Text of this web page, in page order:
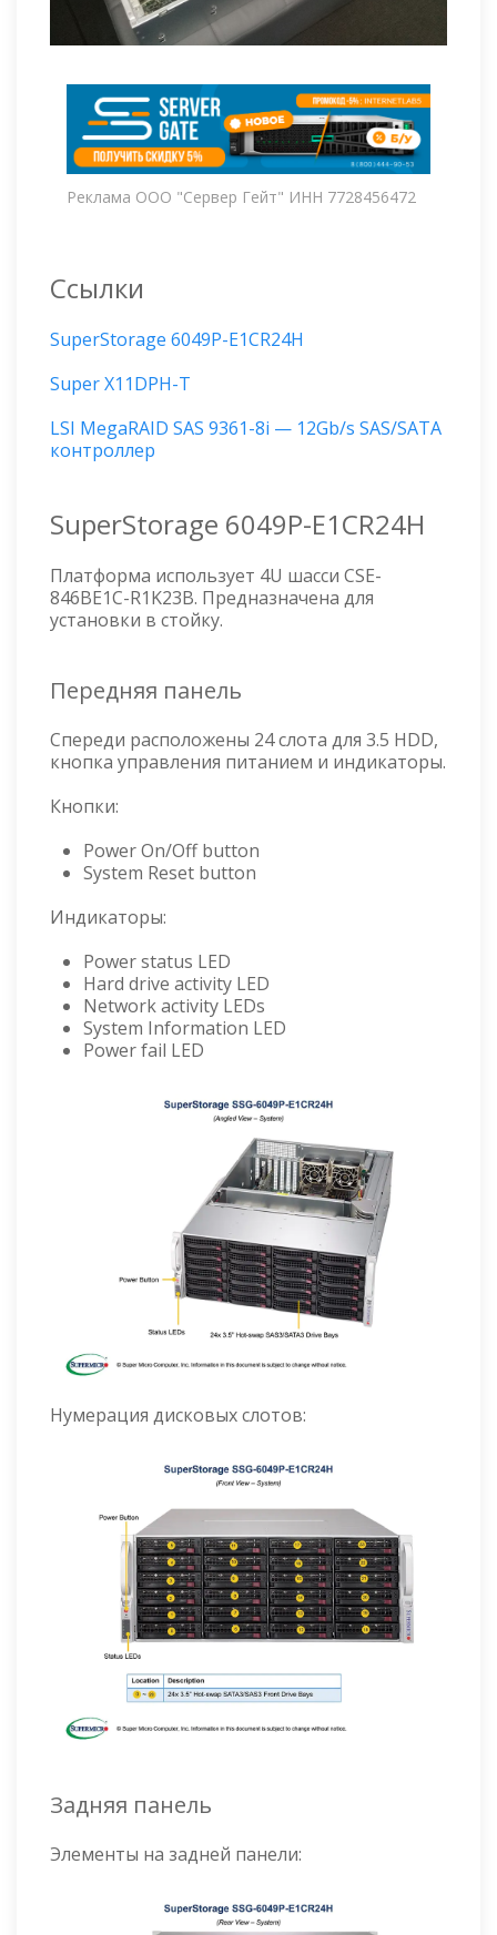
Реклама ООО "Сервер Гейт" ИНН 7728456472
Ссылки
SuperStorage 6049P-E1CR24H
Super X11DPH-T
LSI MegaRAID SAS 9361-8i — 12Gb/s SAS/SATA
контроллер
SuperStorage 6049P-E1CR24H
Платформа использует 4U шасси CSE-
846BE1C-R1K23B. Предназначена для
установки в стойку.
Передняя панель
Спереди расположены 24 слота для 3.5 HDD,
кнопка управления питанием и индикаторы.
Кнопки:
Power On/Off button
System Reset button
Индикаторы:
Power status LED
Hard drive activity LED
Network activity LEDs
System Information LED
Power fail LED
Нумерация дисковых слотов:
Задняя панель
Элементы на задней панели: